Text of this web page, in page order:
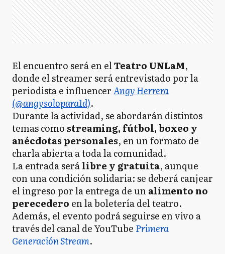
El encuentro será en elTeatro UNLaM,
donde el streamer será entrevistado por la
periodista e influencerAngy Herrera
(@angysolopara1d).
Durante la actividad, se abordarán distintos
temas como streaming, fútbol, boxeo y
anécdotas personales, en un formato de
charla abierta a toda la comunidad.
La entrada serálibre y gratuita, aunque
con una condición solidaria: se deberá canjear
el ingreso por la entrega de unalimento no
perecedero en la boletería del teatro.
Además, el evento podrá seguirse en vivo a
través del canal de YouTube Primera
Generación Stream.